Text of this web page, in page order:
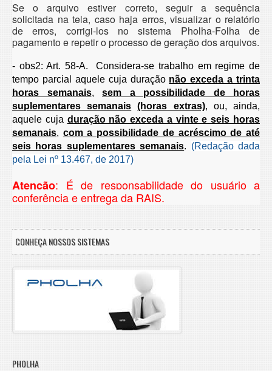
Se o arquivo estiver correto, seguir a sequência
solicitada na tela, caso haja erros, visualizar o relatório
de erros, corrigi-los no sistema Pholha-Folha de
pagamento e repetir o processo de geração dos arquivos.
- obs2: Art. 58-A. Considera-se trabalho em regime de
tempo parcial aquele cuja duração não exceda a trinta
horas semanais, sem a possibilidade de horas
suplementares semanais
(horas extras), ou, ainda,
aquele cuja duração não exceda a vinte e seis horas
semanais, com a possibilidade de acréscimo de até
seis horas suplementares semanais. (Redação dada
pela Lei nº 13.467, de 2017)
Atenção: É de responsabilidade do usuário a
conferência e entrega da RAIS.
CONHEÇA NOSSOS SISTEMAS
PHOLHA